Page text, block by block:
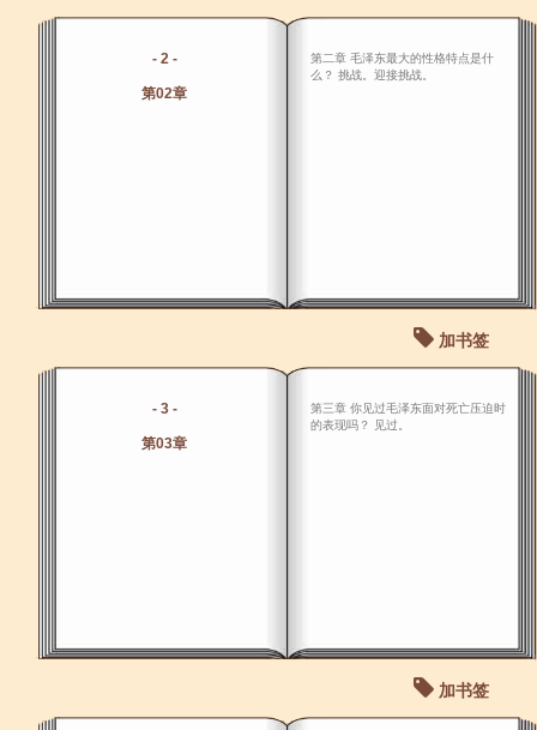
- 2 -
第02章
第二章 毛泽东最大的性格特点是什
么？ 挑战。迎接挑战。
加书签
- 3 -
第03章
第三章 你见过毛泽东面对死亡压迫时
的表现吗？ 见过。
加书签